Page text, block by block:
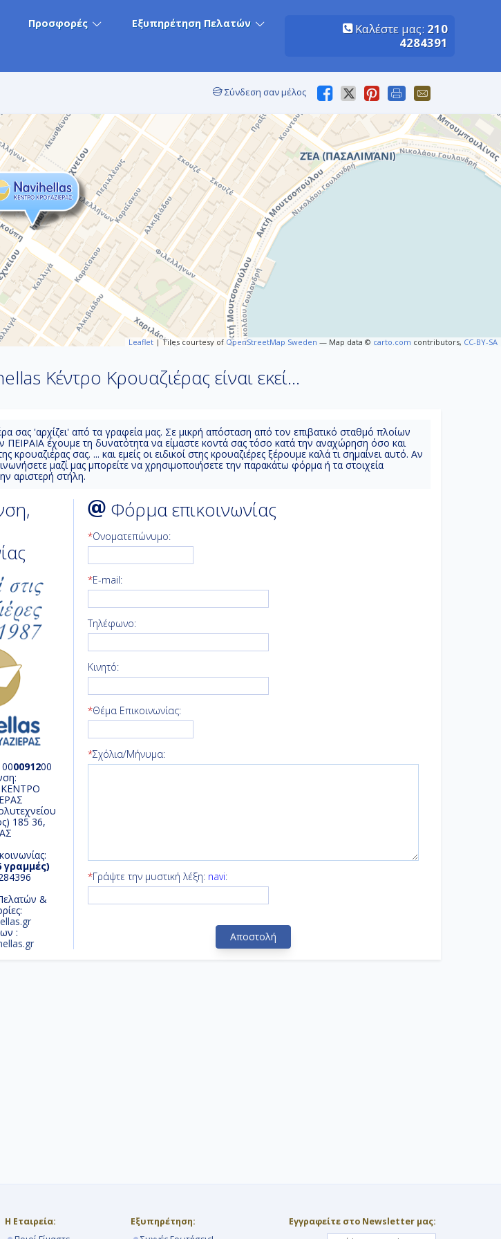
Προσφορές
Εξυπηρέτηση Πελατών
Καλέστε μας: 210
4284391
Σύνδεση σαν μέλος
Leaflet | Tiles courtesy of OpenStreetMap Sweden — Map data © carto.com contributors, CC-BY-SA
Κέντρο Κρουαζιέρας είναι εκεί...
σας 'αρχίζει' από τα γραφεία μας. Σε μικρή απόσταση από τον επιβατικό σταθμό πλοίων
ΠΕΙΡΑΙΑ έχουμε τη δυνατότητα να είμαστε κοντά σας τόσο κατά την αναχώρηση όσο και
κρουαζιέρας σας. ... και εμείς οι ειδικοί στης κρουαζιέρες ξέρουμε καλά τι σημαίνει αυτό. Αν
μαζί μας μπορείτε να χρησιμοποιήσετε την παρακάτω φόρμα ή τα στοιχεία
αριστερή στήλη.
0091200
ΚΕΝΤΡΟ
185 36,
γραμμές)
&
:
Φόρμα επικοινωνίας
*Ονοματεπώνυμο:
*E-mail:
Τηλέφωνο:
Κινητό:
*Θέμα Επικοινωνίας:
*Σχόλια/Μήνυμα:
*Γράψτε την μυστική λέξη: navi:
Αποστολή
Η Εταιρεία:
Εξυπηρέτηση:
Εγγραφείτε στο Newsletter μας: